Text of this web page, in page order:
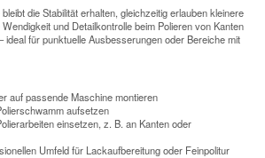
die Stabilität erhalten, gleichzeitig erlauben kleinere
und Detailkontrolle beim Polieren von Kanten
ideal für punktuelle Ausbesserungen oder Bereiche mit
auf passende Maschine montieren
aufsetzen
einsetzen, z. B. an Kanten oder
Umfeld für Lackaufbereitung oder Feinpolitur